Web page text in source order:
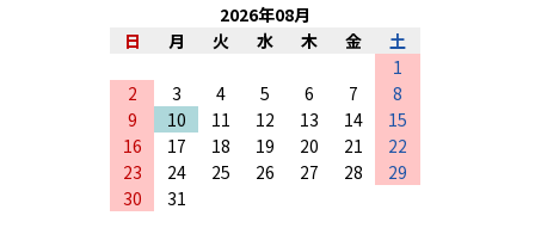
2026年08月
日
月 火 水 木 金
土
1
2
3 4 5 6 7
8
9
10 11 12 13 14
15
16
17 18 19 20 21
22
23
24 25 26 27 28
29
30
31